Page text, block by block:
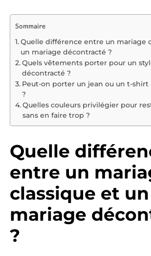
Sommaire
Quelle différence entre un mariage
un mariage décontracté ?
Quels vêtements porter pour un
décontracté ?
Peut-on porter un jean ou un t-shirt
?
Quelles couleurs privilégier pour
sans en faire trop ?
Quelle
entre un
classique et un
mariage
?